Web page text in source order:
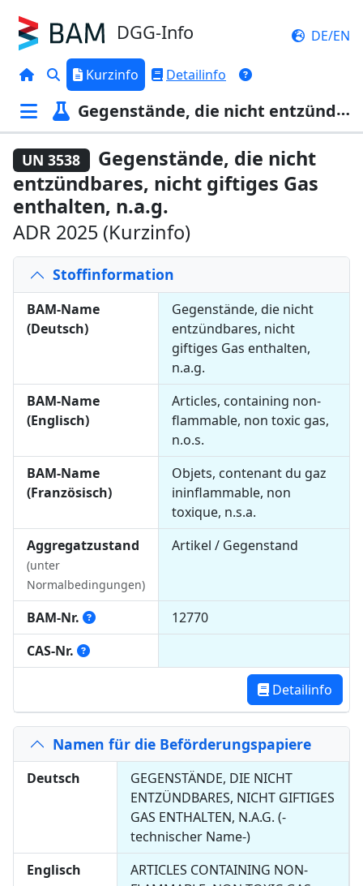
DGG-Info DE/EN
Kurzinfo Detailinfo
Gegenstände, die nicht entzündbares, nicht giftiges Gas enthalten, n.a.g.
UN 3538
Gegenstände, die nicht
entzündbares, nicht giftiges Gas
enthalten, n.a.g.
ADR 2025 (Kurzinfo)
Stoffinformation
BAM-Name
(Deutsch)
Gegenstände, die nicht
entzündbares, nicht
giftiges Gas enthalten,
n.a.g.
BAM-Name
(Englisch)
Articles, containing non-
flammable, non toxic gas,
n.o.s.
BAM-Name
(Französisch)
Objets, contenant du gaz
ininflammable, non
toxique, n.s.a.
Aggregatzustand
(unter
Normalbedingungen)
Artikel / Gegenstand
BAM-Nr.
12770
CAS-Nr.
Detailinfo
Namen für die Beförderungspapiere
Deutsch
GEGENSTÄNDE, DIE NICHT
ENTZÜNDBARES, NICHT GIFTIGES
GAS ENTHALTEN, N.A.G. (-
technischer Name-)
Englisch
ARTICLES CONTAINING NON-